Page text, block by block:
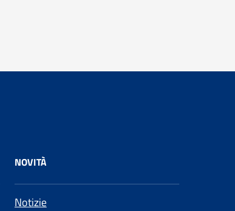
NOVITÀ
Notizie